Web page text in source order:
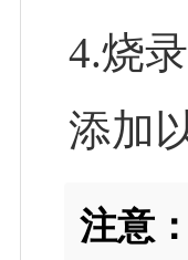
4.烧
添加
注意